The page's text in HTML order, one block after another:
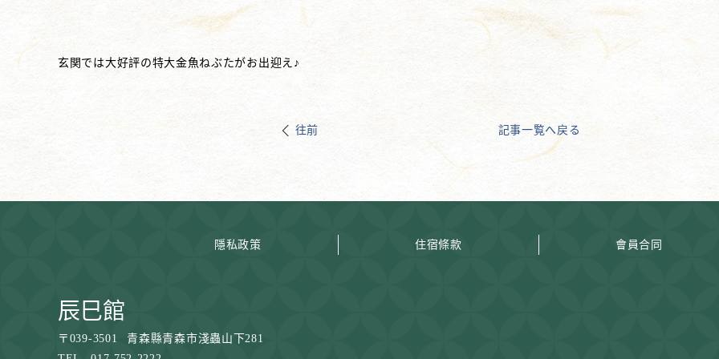
玄関では大好評の特大金魚ねぶたがお出迎え♪
往前 記事一覧へ戻る
隱私政策 住宿條款 會員合同
辰巳館
〒 039-3501
青森縣青森市淺蟲山下281